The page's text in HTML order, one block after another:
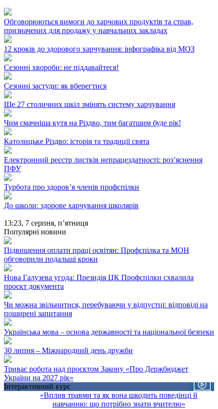
Обговорюються вимоги до харчових продуктів та страв,
призначених для продажу у навчальних закладах
12 кроків до здорового харчування: інфографіка від МОЗ
Сезонні хвороби: не піддавайтеся!
Сезонні застуди: як вберегтися
Ще 27 столичних шкіл змінять систему харчування
Чим смачніша кутя на Різдво, тим багатшим буде рік!
Католицьке Різдво: історія та традиції свята
Електронний реєстр листків непрацездатності: роз’яснення
ПФУ
Турбота про здоров’я членів профспілки
До школи: здорове харчування школярів
13:23, 7 серпня, п’ятниця
Популярні новини
Підвищення оплати праці освітян: Профспілка та МОН
обговорили подальші кроки
Нова Галузева угода: Президія ЦК Профспілки схвалила
проєкт документа
Чи можна звільнитися, перебуваючи у відпустці: відповіді на
поширені запитання
Українська мова – основа державності та національної безпеки
30 липня – Міжнародний день дружби
Триває робота над проєктом Закону «Про Держбюджет
України на 2027 рік»
Інтерактивний курс
«Вплив травми та як вона шкодить поведінці й
навчанню: що потрібно знати вчителю»